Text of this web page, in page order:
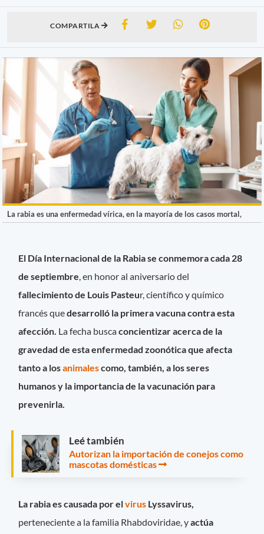
COMPARTILA
La rabia es una enfermedad vírica, en la mayoría de los casos mortal,
El Día Internacional de la Rabia se conmemora cada 28
de septiembre , en honor al aniversario del
fallecimiento de Louis Pasteur, científico y químico
francés quedesarrolló la primera vacuna contra esta
afección. La fecha buscaconcientizar acerca de la
gravedad de esta enfermedad zoonótica que afecta
tanto a losanimalescomo, también, a los seres
humanos y la importancia de la vacunación para
prevenirla.
Leé también
Autorizan la importación de conejos como
mascotas domésticas
La rabia es causada por elvirus Lyssavirus,
perteneciente a la familia Rhabdoviridae, yactúa